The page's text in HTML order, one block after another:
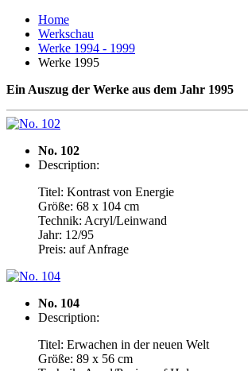
Home
Werkschau
Werke 1994 - 1999
Werke 1995
Ein Auszug der Werke aus dem Jahr 1995
No. 102
Description:
Titel: Kontrast von Energie
Größe: 68 x 104 cm
Technik: Acryl/Leinwand
Jahr: 12/95
Preis: auf Anfrage
No. 104
Description:
Titel: Erwachen in der neuen Welt
Größe: 89 x 56 cm